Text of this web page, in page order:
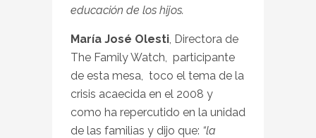
educación de los hijos.
María José Olesti, Directora de
The Family Watch, participante
de esta mesa, toco el tema de la
crisis acaecida en el 2008 y
como ha repercutido en la unidad
de las familias y dijo que: “la